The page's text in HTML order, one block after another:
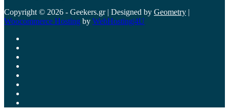
Copyright © 2026 - Geekers.gr | Designed by Geometry |
Woocommerce Hosting by WebHosting|4U